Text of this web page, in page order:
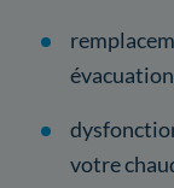
votre